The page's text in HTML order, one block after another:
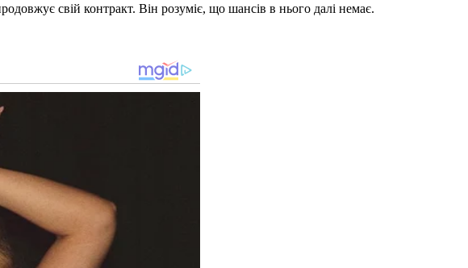
свій контракт. Він розуміє, що шансів в нього далі немає.